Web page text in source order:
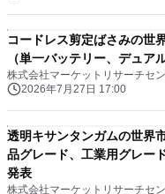
コードレス剪定ばさみの世
（単一バッテリー、デュ
株式会社マーケットリサーチセ
2026年7月27日 17:00
透明キサンタンガムの世界
品グレード、工業用グレー
発表
株式会社マーケットリサーチセ